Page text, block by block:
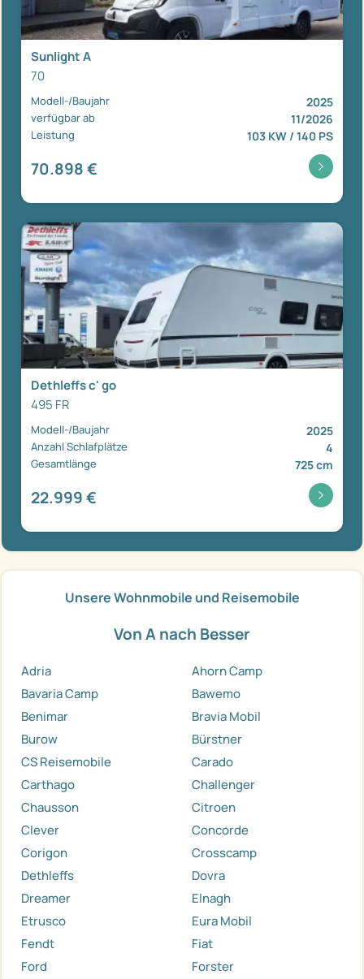
Sunlight A
70
Modell-/Baujahr 2025
verfügbar ab 11/2026
Leistung 103 KW / 140 PS
70.898 €
Dethleffs c' go
495 FR
Modell-/Baujahr 2025
Anzahl Schlafplätze 4
Gesamtlänge 725 cm
22.999 €
Unsere Wohnmobile und Reisemobile
Von A nach Besser
Adria
Ahorn Camp
Bavaria Camp
Bawemo
Benimar
Bravia Mobil
Burow
Bürstner
CS Reisemobile
Carado
Carthago
Challenger
Chausson
Citroen
Clever
Concorde
Corigon
Crosscamp
Dethleffs
Dovra
Dreamer
Elnagh
Etrusco
Eura Mobil
Fendt
Fiat
Ford
Forster